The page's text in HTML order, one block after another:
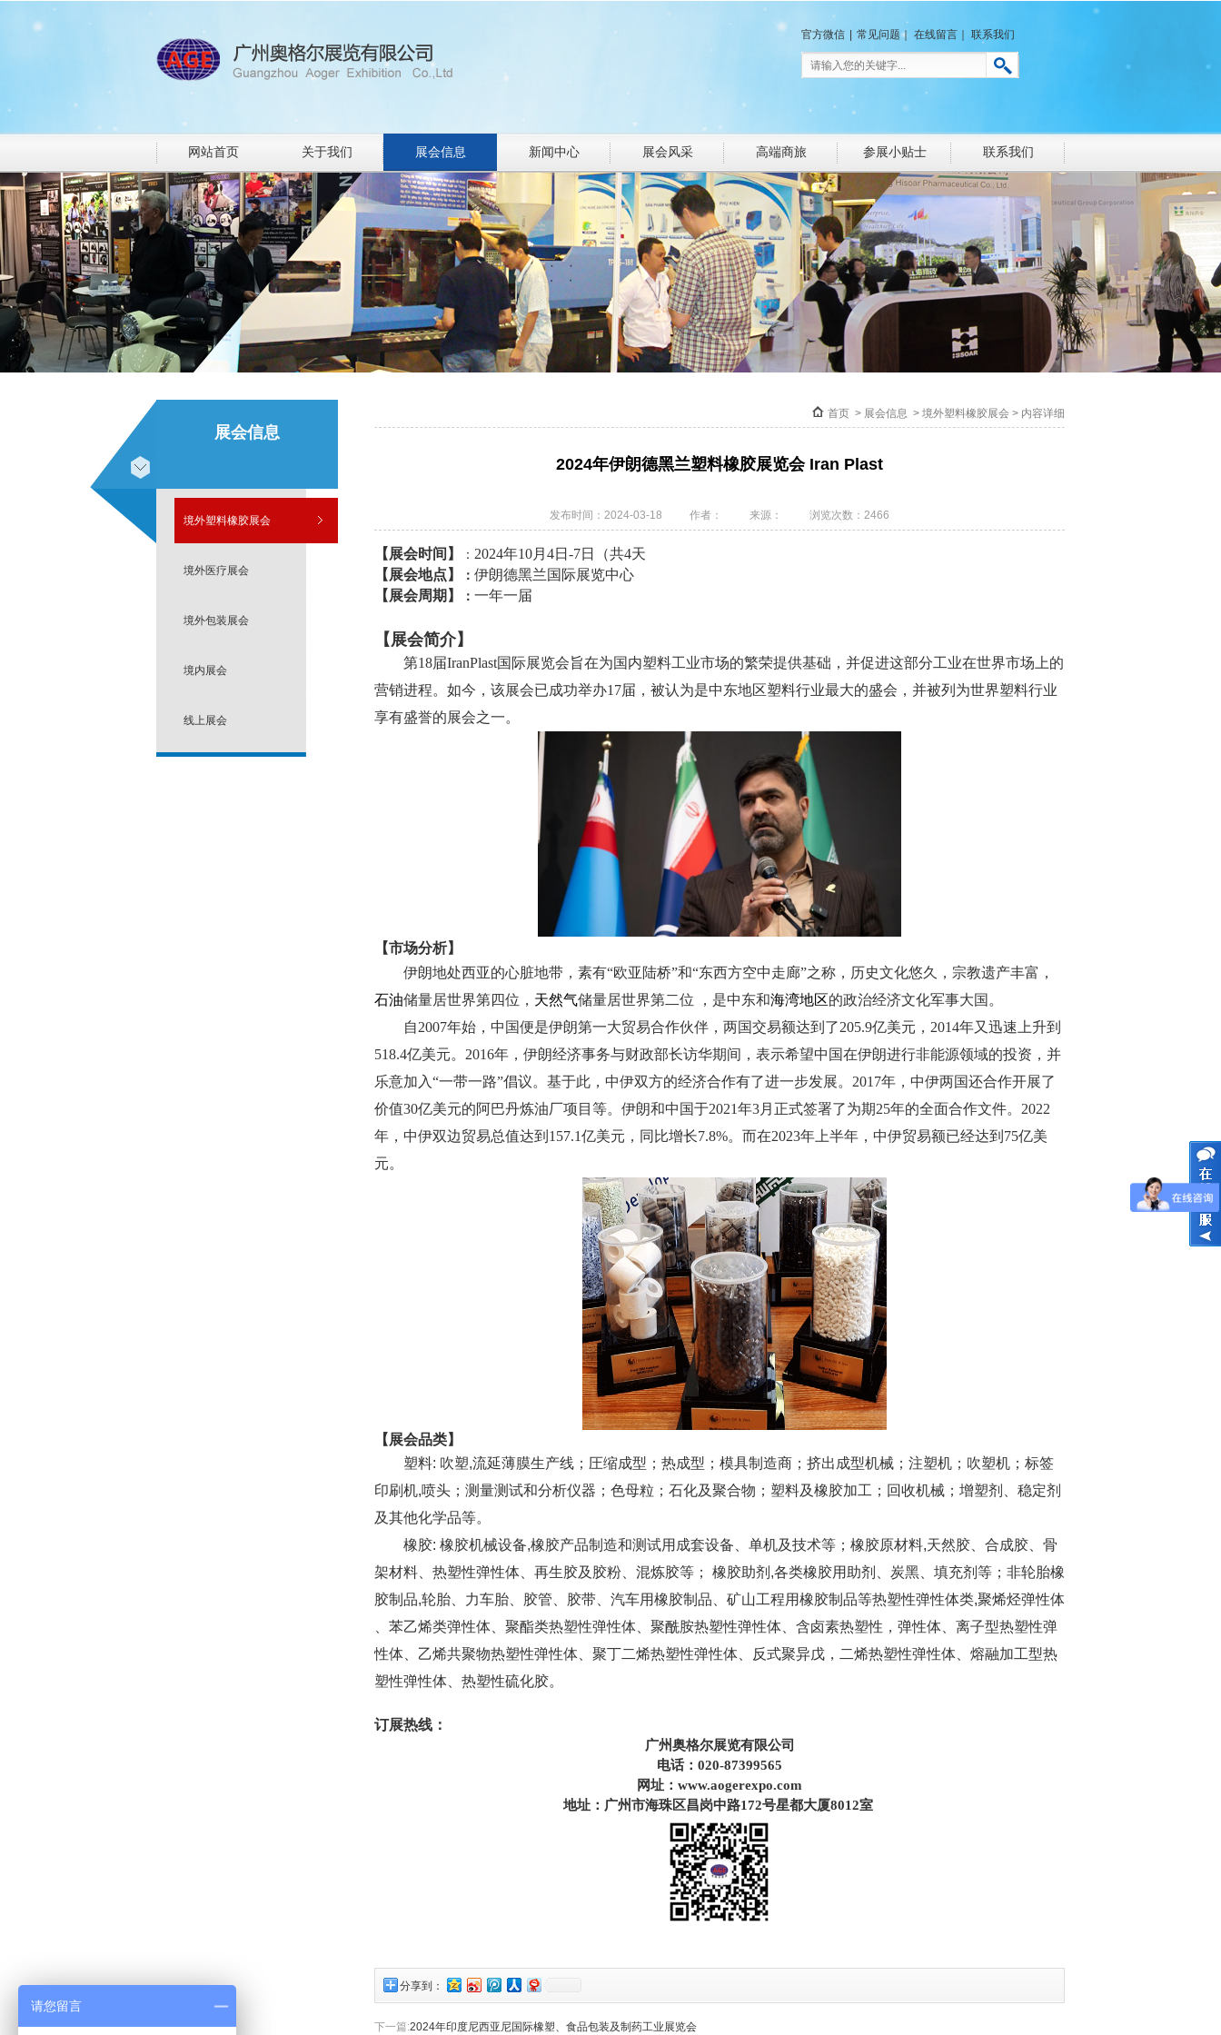
官方微信 常见问题｜ 在线留言 联系我们
网站首页 关于我们 展会信息 新闻中心 展会风采 高端商旅 参展小贴士 联系我们
展会信息
境外塑料橡胶展会
境外医疗展会
境外包装展会
境内展会
线上展会
首页 > 展会信息 > 境外塑料橡胶展会 > 内容详细
2024年伊朗德黑兰塑料橡胶展览会 Iran Plast
发布时间：2024-03-18 作者： 来源： 浏览次数：2466
【展会时间】 ： 2024年10月4日-7日（共4天
【展会地点】
： 伊朗德黑兰国际展览中心
【展会周期】
： 一年一届
【展会简介】
第18届IranPlast国际展览会旨在为国内塑料工业市场的繁荣提供基础，并促进这部分工业在世界市场上的
营销进程。如今，该展会已成功举办17届，被认为是中东地区塑料行业最大的盛会，并被列为世界塑料行业
享有盛誉的展会之一。
【市场分析】
伊朗地处西亚的心脏地带，素有“欧亚陆桥”和“东西方空中走廊”之称，历史文化悠久，宗教遗产丰富，
石油储量居世界第四位， 天然气储量居世界第二位 ，是中东和海湾地区的政治经济文化军事大国。
自2007年始，中国便是伊朗第一大贸易合作伙伴，两国交易额达到了205.9亿美元，2014年又迅速上升到
518.4亿美元。2016年，伊朗经济事务与财政部长访华期间，表示希望中国在伊朗进行非能源领域的投资，并
乐意加入“一带一路”倡议。基于此，中伊双方的经济合作有了进一步发展。2017年，中伊两国还合作开展了
价值30亿美元的阿巴丹炼油厂项目等。伊朗和中国于2021年3月正式签署了为期25年的全面合作文件。2022
年，中伊双边贸易总值达到157.1亿美元，同比增长7.8%。而在2023年上半年，中伊贸易额已经达到75亿美
元。
【展会品类】
塑料: 吹塑,流延薄膜生产线；圧缩成型；热成型；模具制造商；挤出成型机械；注塑机；吹塑机；标签
印刷机,喷头；测量测试和分析仪器；色母粒；石化及聚合物；塑料及橡胶加工；回收机械；增塑剂、稳定剂
及其他化学品等。
橡胶: 橡胶机械设备,橡胶产品制造和测试用成套设备、单机及技术等；橡胶原材料,天然胶、合成胶、骨
架材料、热塑性弹性体、再生胶及胶粉、混炼胶等； 橡胶助剂,各类橡胶用助剂、炭黑、填充剂等；非轮胎橡
胶制品,轮胎、力车胎、胶管、胶带、汽车用橡胶制品、矿山工程用橡胶制品等热塑性弹性体类,聚烯烃弹性体
、苯乙烯类弹性体、聚酯类热塑性弹性体、聚酰胺热塑性弹性体、含卤素热塑性，弹性体、离子型热塑性弹
性体、乙烯共聚物热塑性弹性体、聚丁二烯热塑性弹性体、反式聚异戊，二烯热塑性弹性体、熔融加工型热
塑性弹性体、热塑性硫化胶。
订展热线：
广州奥格尔展览有限公司
电话：020-87399565
网址： www.aogerexpo.com
地址：广州市海珠区昌岗中路172号星都大厦8012室
分享到：
下一篇:2024年印度尼西亚尼国际橡塑、食品包装及制药工业展览会
请您留言